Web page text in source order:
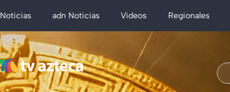
Noticias adn Noticias Videos Regionales